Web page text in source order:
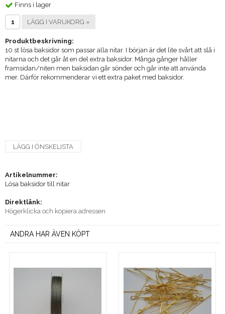
Finns i lager
LÄGG I VARUKORG »
Produktbeskrivning:
10 st lösa baksidor som passar alla nitar. I början är det lite svårt att slå i
nitarna och det går åt en del extra baksidor. Många gånger håller
framsidan/niten men baksidan går sönder och går inte att använda
mer. Därför rekommenderar vi ett extra paket med baksidor.
LÄGG I ÖNSKELISTA
Artikelnummer:
Lösa baksidor till nitar
Direktlänk:
Högerklicka och kopiera adressen
ANDRA HAR ÄVEN KÖPT